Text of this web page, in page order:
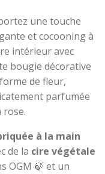
une touche
et cocooning à
intérieur avec
bougie décorative
de fleur,
parfumée
rose.
à la main
de la cire végétale
OGM 🍃 et un